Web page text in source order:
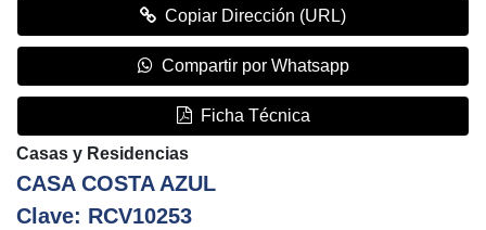
Copiar Dirección (URL)
Compartir por Whatsapp
Ficha Técnica
Casas y Residencias
CASA COSTA AZUL
Clave: RCV10253